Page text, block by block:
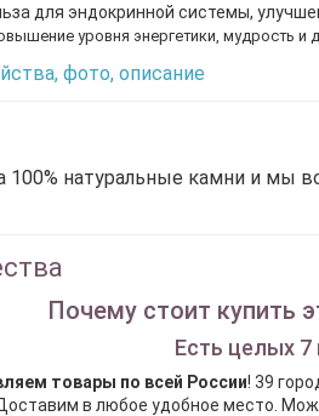
для эндокринной системы,
уровня энергетики, мудрость и
фото, описание
натуральные камни и мы
Почему стоит купить
Есть целых 7
товары по всей России! 39
в любое удобное место.